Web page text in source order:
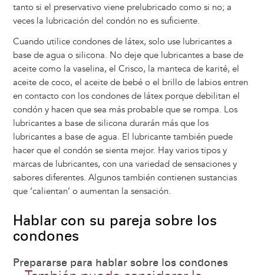
tanto si el preservativo viene prelubricado como si no; a
veces la lubricación del condón no es suficiente.
Cuando utilice condones de látex, solo use lubricantes a
base de agua o silicona. No deje que lubricantes a base de
aceite como la vaselina, el Crisco, la manteca de karité, el
aceite de coco, el aceite de bebé o el brillo de labios entren
en contacto con los condones de látex porque debilitan el
condón y hacen que sea más probable que se rompa. Los
lubricantes a base de silicona durarán más que los
lubricantes a base de agua. El lubricante también puede
hacer que el condón se sienta mejor. Hay varios tipos y
marcas de lubricantes, con una variedad de sensaciones y
sabores diferentes. Algunos también contienen sustancias
que ‘calientan’ o aumentan la sensación.
Hablar con su pareja sobre los
condones
Prepararse para hablar sobre los condones